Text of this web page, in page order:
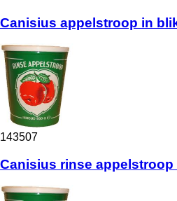
Canisius appelstroop in
143507
Canisius rinse appelstroop